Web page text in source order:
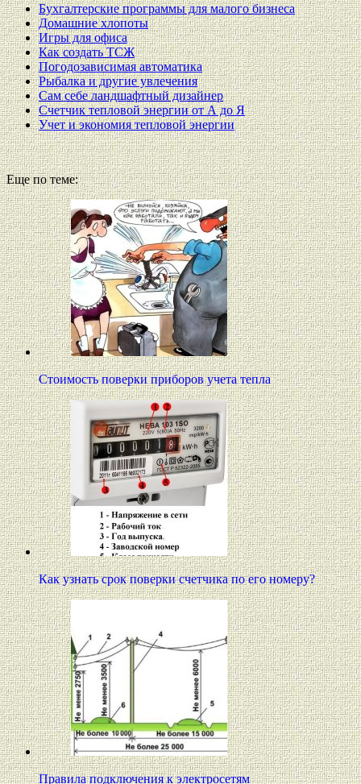
Бухгалтерские программы для малого бизнеса
Домашние хлопоты
Игры для офиса
Как создать ТСЖ
Погодозависимая автоматика
Рыбалка и другие увлечения
Сам себе ландшафтный дизайнер
Счетчик тепловой энергии от А до Я
Учет и экономия тепловой энергии
Еще по теме:
Стоимость поверки приборов учета тепла
Как узнать срок поверки счетчика по его номеру?
Правила подключения к электросетям